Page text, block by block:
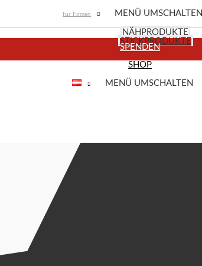
für Firmen MENÜ UMSCHALTEN
NÄHPRODUKTE
STICKPRODUKTE
SPENDEN
SHOP
MENÜ UMSCHALTEN
Stern.